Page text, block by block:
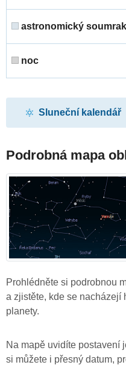
astronomický soumrak
noc
Sluneční kalendář
Podrobná mapa
Prohlédněte si podrobnou
a zjistěte, kde se nacházejí
planety.
Na mapě uvidíte postavení
si můžete i přesný datum,